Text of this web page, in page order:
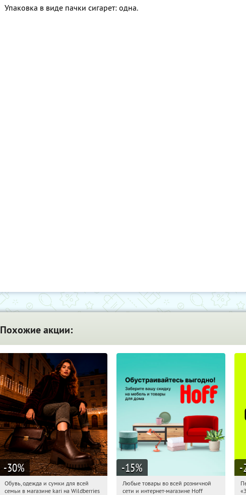
Упаковка в виде пачки сигарет: одна.
Похожие акции:
-30%
15:46:07
Получи первым!
Обувь, одежда и сумки для всей
семьи в магазине kari на Wildberries
-15%
15:46:07 Получили:
Любые товары во всей розничной
сети и интернет-магазине Hoff
-